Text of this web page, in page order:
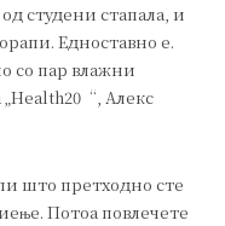
студени стапала, и
Едноставно е.
со пар влажни
Алекс
што претходно сте
Потоа повлечете